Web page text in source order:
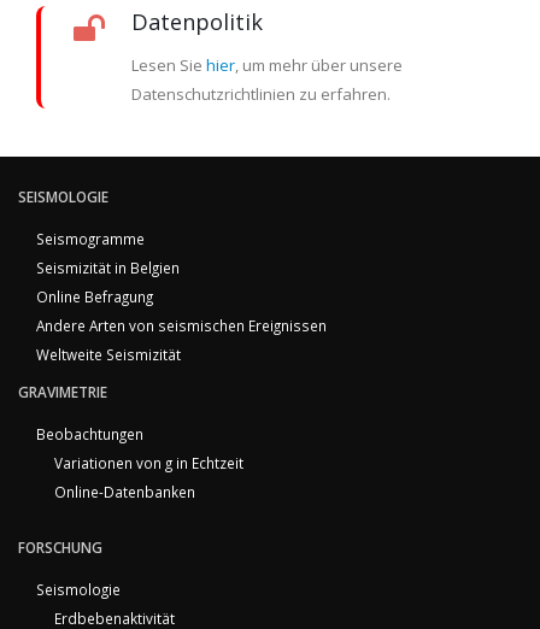
Datenpolitik
Lesen Sie hier, um mehr über unsere
Datenschutzrichtlinien zu erfahren.
SEISMOLOGIE
Seismogramme
Seismizität in Belgien
Online Befragung
Andere Arten von seismischen Ereignissen
Weltweite Seismizität
GRAVIMETRIE
Beobachtungen
Variationen von g in Echtzeit
Online-Datenbanken
FORSCHUNG
Seismologie
Erdbebenaktivität